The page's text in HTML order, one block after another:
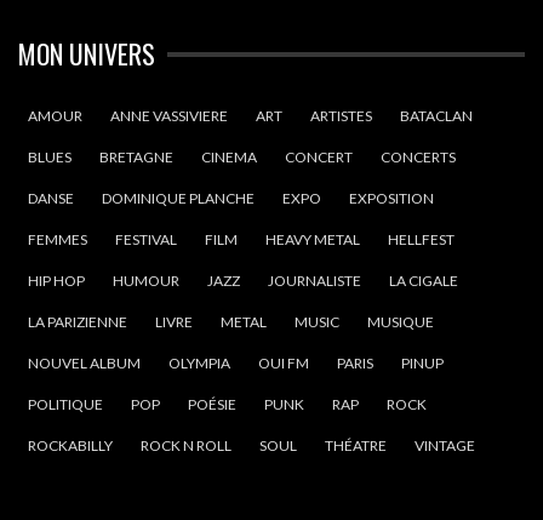
MON UNIVERS
AMOUR ANNE VASSIVIERE ART ARTISTES BATACLAN
BLUES BRETAGNE CINEMA CONCERT CONCERTS
DANSE DOMINIQUE PLANCHE EXPO EXPOSITION
FEMMES FESTIVAL FILM HEAVY METAL HELLFEST
HIP HOP HUMOUR JAZZ JOURNALISTE LA CIGALE
LA PARIZIENNE LIVRE METAL MUSIC MUSIQUE
NOUVEL ALBUM OLYMPIA OUI FM PARIS PINUP
POLITIQUE POP POÉSIE PUNK RAP ROCK
ROCKABILLY ROCK N ROLL SOUL THÉATRE VINTAGE